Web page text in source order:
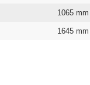
1065 mm
1645 mm